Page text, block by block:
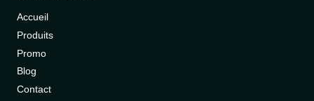
Accueil
Produits
Promo
Blog
Contact